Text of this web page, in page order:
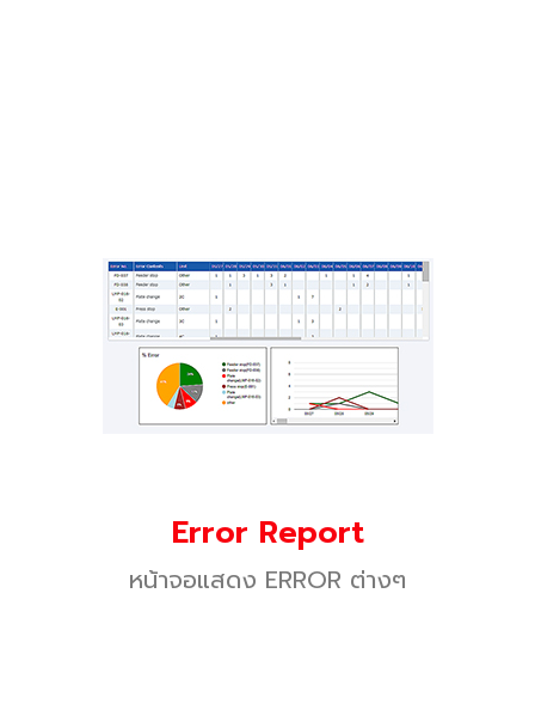
Error Report
หน้าจอแสดง ERROR ต่างๆ